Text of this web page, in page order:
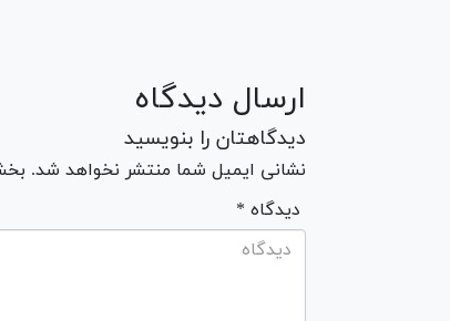
ارسال دیدگاه
دیدگاهتان را بنویسید
نشانی ایمیل شما منتشر نخواهد شد.
* دیدگاه